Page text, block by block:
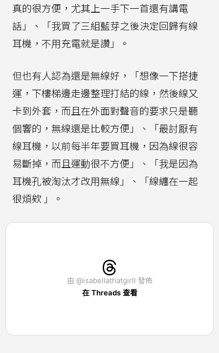
真的很方便，尤其上一手下一首還有講電
話」、「我買了三組藍芽之後決定回歸有線
耳機，不用充電就是讚」。
但也有人認為還是無線好，「想像一下搭捷
運，下樓梯邊走邊整理打結的線，然後線又
卡到外套，而且在外面對聲音的要求只是聽
個響的，無線還是比較方便」、「最討厭有
線耳機，以前每半年要買耳機，因為線很容
易斷掉，而且運動很不方便」、「我是因為
耳機孔被淘汰才改用無線」、「線纏在一起
很煩欸 」。
由 @isabellathatgirll 發佈
在 Threads 查看